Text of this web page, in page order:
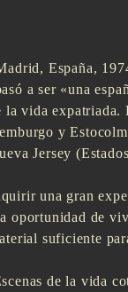
España,
a ser «una
la vida expatriada.
y
Jersey
una gran
oportunidad de
suficiente
de la vida